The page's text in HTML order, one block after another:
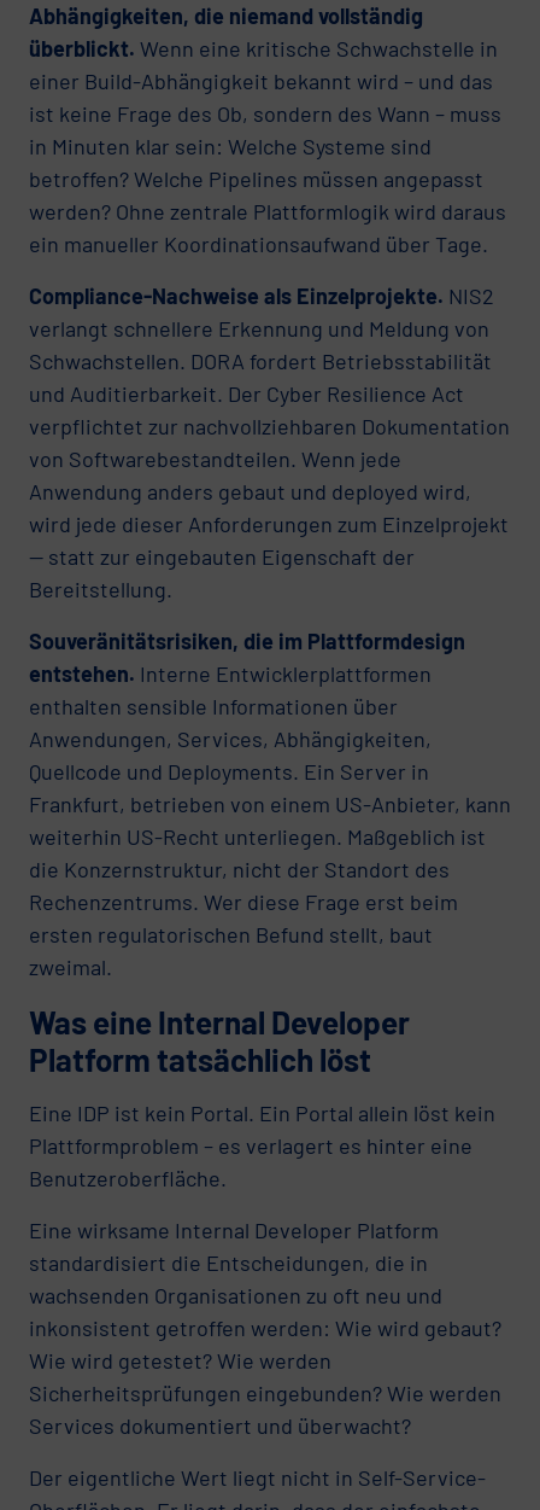
Abhängigkeiten, die niemand vollständig
überblickt. Wenn eine kritische Schwachstelle in
einer Build-Abhängigkeit bekannt wird – und das
ist keine Frage des Ob, sondern des Wann – muss
in Minuten klar sein: Welche Systeme sind
betroffen? Welche Pipelines müssen angepasst
werden? Ohne zentrale Plattformlogik wird daraus
ein manueller Koordinationsaufwand über Tage.
Compliance-Nachweise als Einzelprojekte. NIS2
verlangt schnellere Erkennung und Meldung von
Schwachstellen. DORA fordert Betriebsstabilität
und Auditierbarkeit. Der Cyber Resilience Act
verpflichtet zur nachvollziehbaren Dokumentation
von Softwarebestandteilen. Wenn jede
Anwendung anders gebaut und deployed wird,
wird jede dieser Anforderungen zum Einzelprojekt
— statt zur eingebauten Eigenschaft der
Bereitstellung.
Souveränitätsrisiken, die im Plattformdesign
entstehen. Interne Entwicklerplattformen
enthalten sensible Informationen über
Anwendungen, Services, Abhängigkeiten,
Quellcode und Deployments. Ein Server in
Frankfurt, betrieben von einem US-Anbieter, kann
weiterhin US-Recht unterliegen. Maßgeblich ist
die Konzernstruktur, nicht der Standort des
Rechenzentrums. Wer diese Frage erst beim
ersten regulatorischen Befund stellt, baut
zweimal.
Was eine Internal Developer
Platform tatsächlich löst
Eine IDP ist kein Portal. Ein Portal allein löst kein
Plattformproblem – es verlagert es hinter eine
Benutzeroberfläche.
Eine wirksame Internal Developer Platform
standardisiert die Entscheidungen, die in
wachsenden Organisationen zu oft neu und
inkonsistent getroffen werden: Wie wird gebaut?
Wie wird getestet? Wie werden
Sicherheitsprüfungen eingebunden? Wie werden
Services dokumentiert und überwacht?
Der eigentliche Wert liegt nicht in Self-Service-